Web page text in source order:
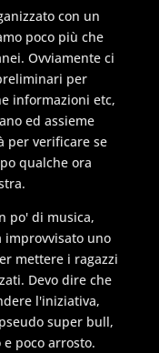
con un
poco più che
Ovviamente ci
per
informazioni etc,
ed assieme
per verificare se
qualche ora
po' di musica,
improvvisato uno
mettere i ragazzi
Devo dire che
l'iniziativa,
super bull,
poco arrosto.